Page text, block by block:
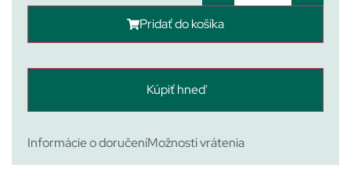
Pridať do košíka
Kúpiť hneď
Informácie o doručeníMožnosti vrátenia